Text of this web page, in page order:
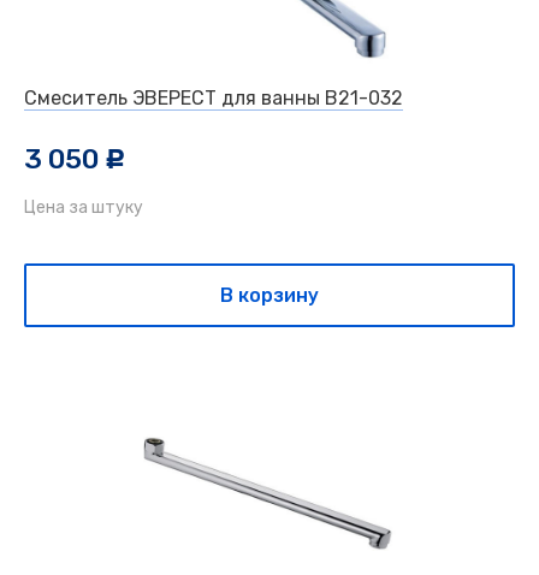
Смеситель ЭВЕРЕСТ для ванны B21-032
3 050 c
Цена за штуку
В корзину